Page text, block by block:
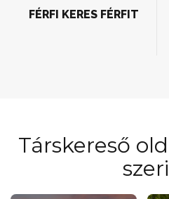
FÉRFI KERES FÉRFIT
Társkereső